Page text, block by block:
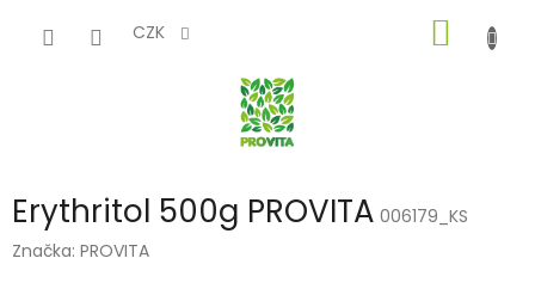
CZK
KOŠÍK
Erythritol 500g PROVITA 006179_KS
Značka: PROVITA